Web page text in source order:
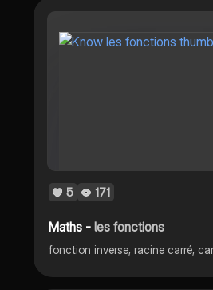
5 171
Maths -les fonctions
fonction inverse, racine carré,